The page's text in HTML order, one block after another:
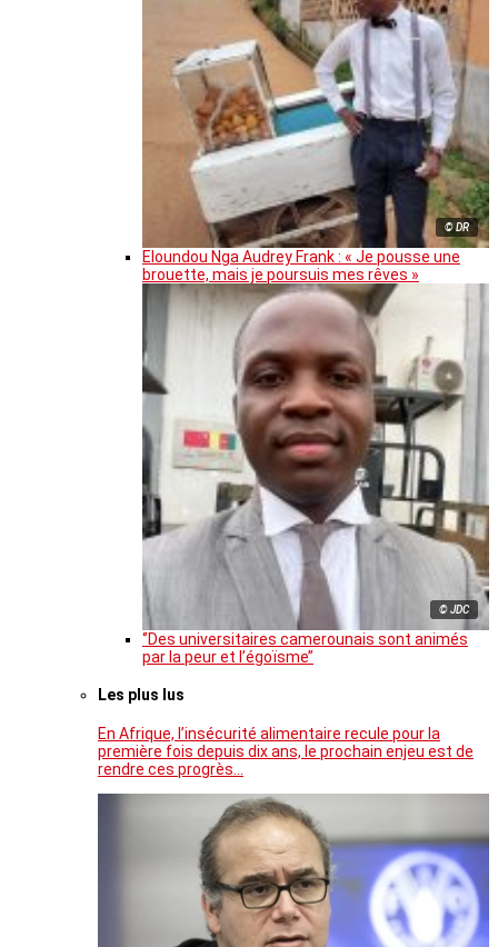
© DR
Eloundou Nga Audrey Frank : « Je pousse une
brouette, mais je poursuis mes rêves »
© JDC
‘’Des universitaires camerounais sont animés
par la peur et l’égoïsme’’
Les plus lus
En Afrique, l’insécurité alimentaire recule pour la
première fois depuis dix ans, le prochain enjeu est de
rendre ces progrès…